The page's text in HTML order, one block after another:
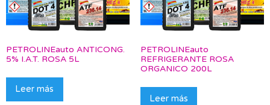
PETROLINEauto ANTICONG.
5% I.A.T. ROSA 5L
Leer más
PETROLINEauto
REFRIGERANTE ROSA
ORGANICO 200L
Leer más